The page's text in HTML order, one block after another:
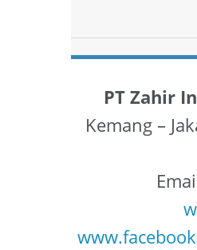
PT Zahir
Kemang –